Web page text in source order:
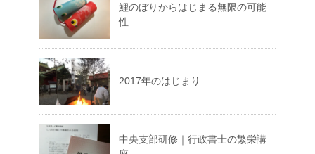
鯉のぼりからはじまる無限の可能
性
2017年のはじまり
中央支部研修｜行政書士の繁栄講